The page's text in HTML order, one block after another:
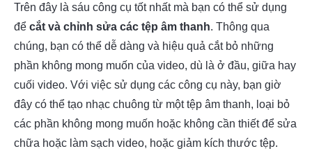
Trên đây là sáu công cụ tốt nhất mà bạn có thể sử dụng
để cắt và chỉnh sửa các tệp âm thanh. Thông qua
chúng, bạn có thể dễ dàng và hiệu quả cắt bỏ những
phần không mong muốn của video, dù là ở đầu, giữa hay
cuối video. Với việc sử dụng các công cụ này, bạn giờ
đây có thể tạo nhạc chuông từ một tệp âm thanh, loại bỏ
các phần không mong muốn hoặc không cần thiết để sửa
chữa hoặc làm sạch video, hoặc giảm kích thước tệp.